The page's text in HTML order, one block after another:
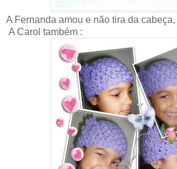
A Fernanda amou e não tira da cabeça,
A Carol também :